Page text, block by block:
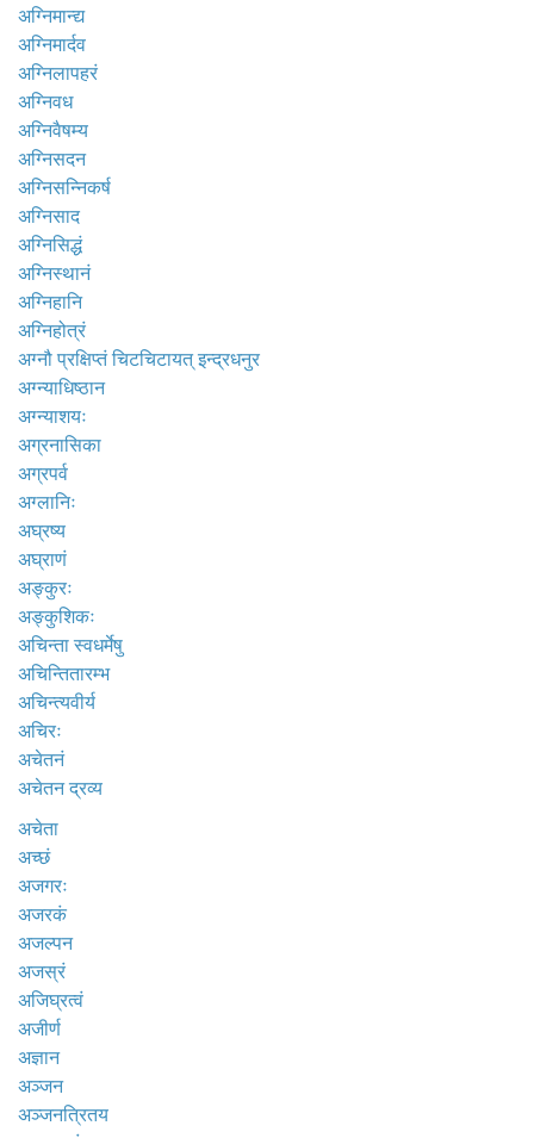
अग्निमान्द्य
अग्निमार्दव
अग्निलापहरं
अग्निवध
अग्निवैषम्य
अग्निसदन
अग्निसन्निकर्ष
अग्निसाद
अग्निसिद्धं
अग्निस्थानं
अग्निहानि
अग्निहोत्रं
अग्नौ प्रक्षिप्तं चिटचिटायत् इन्द्रधनुर
अग्न्याधिष्ठान
अग्न्याशयः
अग्रनासिका
अग्रपर्व
अग्लानिः
अघ्रष्य
अघ्राणं
अङ्कुरः
अङ्कुशिकः
अचिन्ता स्वधर्मेषु
अचिन्तितारम्भ
अचिन्त्यवीर्य
अचिरः
अचेतनं
अचेतन द्रव्य
अचेता
अच्छं
अजगरः
अजरकं
अजल्पन
अजस्रं
अजिघ्रत्वं
अजीर्ण
अज्ञान
अञ्जन
अञ्जनत्रितय